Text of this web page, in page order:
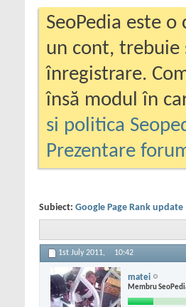
SeoPedia este
un cont, trebuie
înregistrare.
însă modul în
si politica
Prezentare
Subiect: Google Page Rank update
1st July 2011, 10:42
matei
Membru